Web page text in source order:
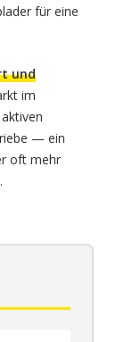
für eine
und
im
— ein
oft mehr